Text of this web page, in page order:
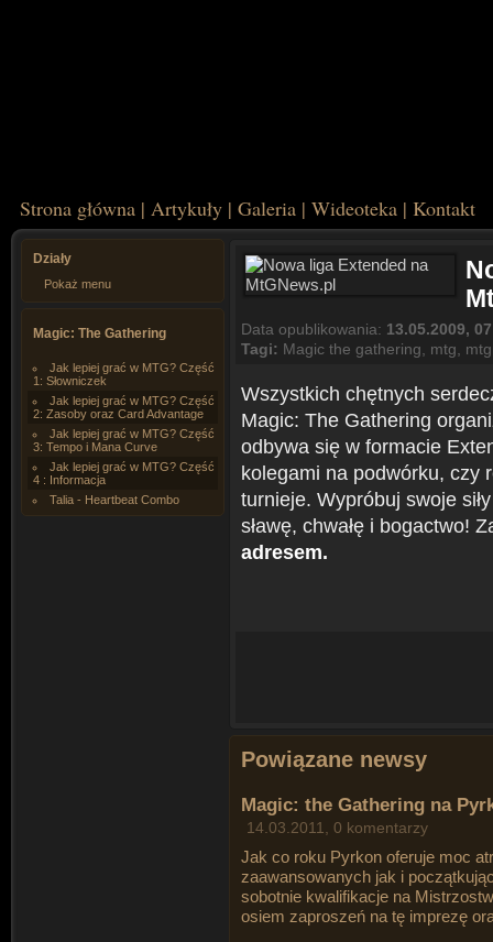
Strona główna | Artykuły | Galeria | Wideoteka | Kontakt
Działy
Pokaż menu
Magic: The Gathering
Jak lepiej grać w MTG? Część
1: Słowniczek
Jak lepiej grać w MTG? Część
2: Zasoby oraz Card Advantage
Jak lepiej grać w MTG? Część
3: Tempo i Mana Curve
Jak lepiej grać w MTG? Część
4 : Informacja
Talia - Heartbeat Combo
Data opublikowania: 13.05.2009,
Tagi: Magic the gathering mtg
Wszystkich chętnych
Magic: The Gathering
odbywa się w formacie
kolegami na podwórku, czy
turnieje. Wypróbuj swoje
sławę, chwałę i bogactwo!
adresem.
Powiązane newsy
Magic: the Gathering na
14.03.2011, 0 komentarzy
Jak co roku Pyrkon oferuje moc
zaawansowanych jak i
sobotnie kwalifikacje na
osiem zaproszeń na tę imprezę